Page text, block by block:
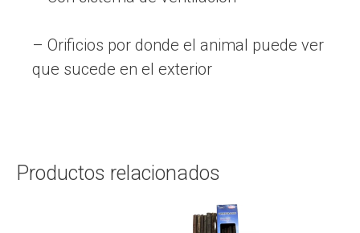
– Orificios por donde el animal puede ver
que sucede en el exterior
Productos relacionados